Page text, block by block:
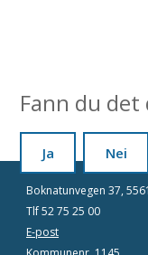
Fann du
Ja Nei
Boknatunvegen 37,
Tlf 52 75 25 00
E-post